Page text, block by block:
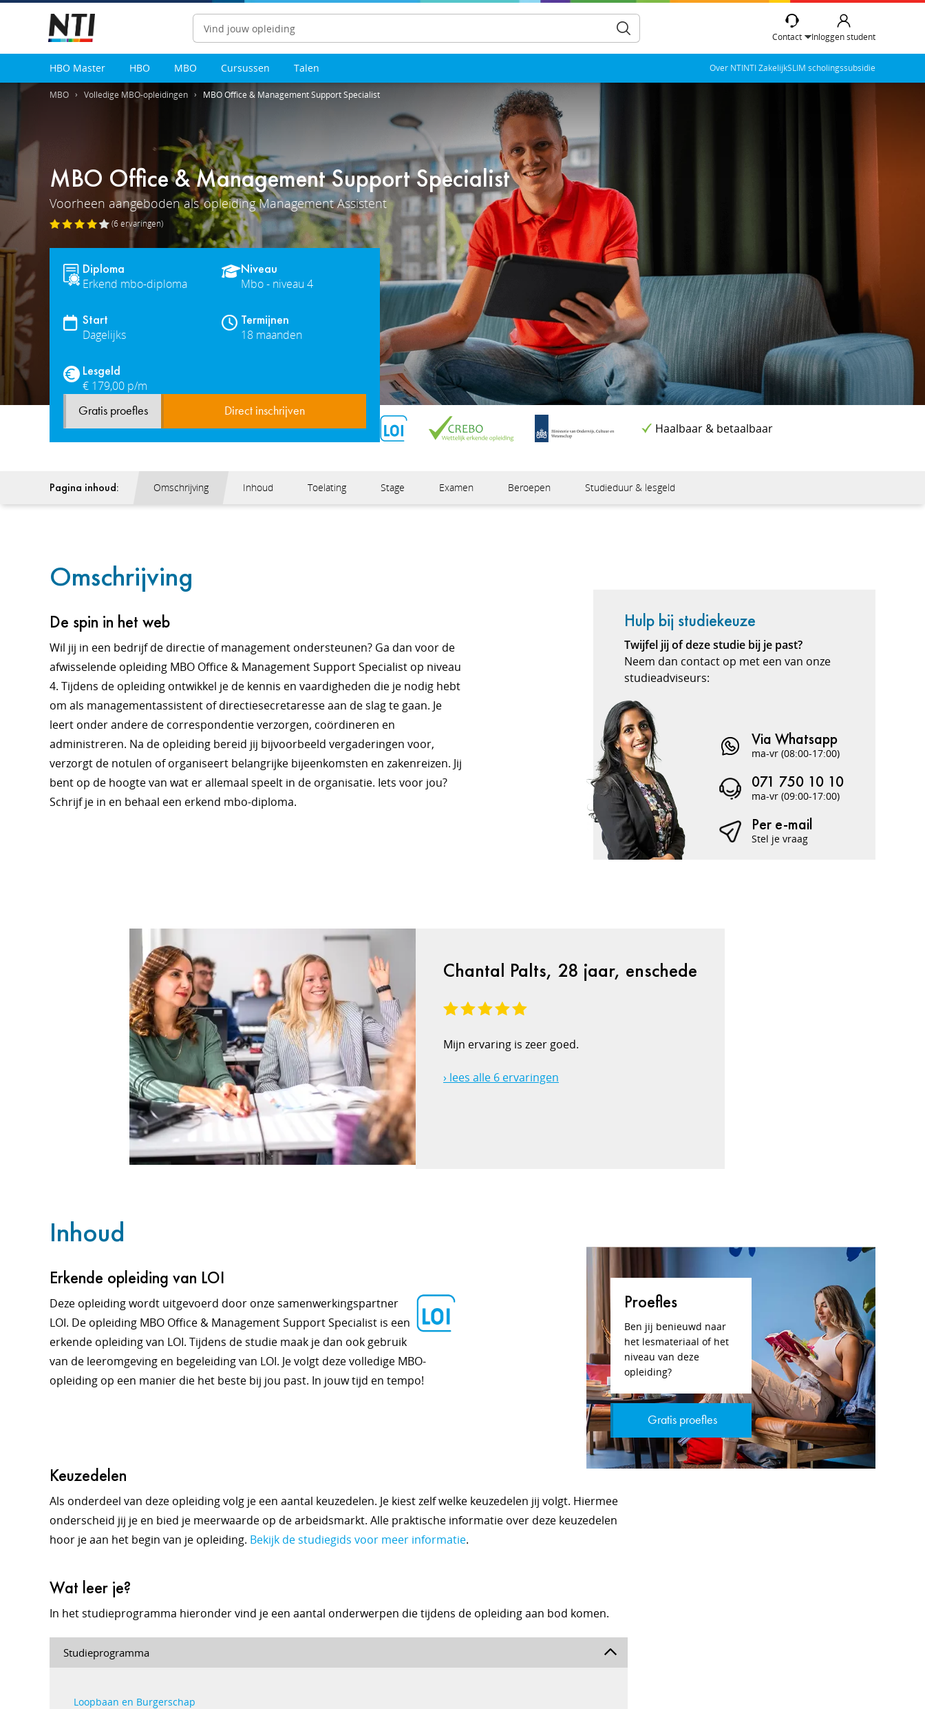
Zoeken
Contact Inloggen student
HBO Master HBO MBO Cursussen Talen Over NTINTI ZakelijkSLIM scholingssubsidie
MBO Volledige MBO-opleidingen MBO Office & Management Support Specialist
MBO Office & Management Support Specialist
Voorheen aangeboden alsopleiding Management Assistent
(6ervaringen)
Diploma
Erkend mbo-diploma
Niveau
Mbo - niveau 4
Start
Dagelijks
Termijnen
18 maanden
Lesgeld
€ 179,00 p/m
Gratis proefles Direct inschrijven
Haalbaar & betaalbaar
Pagina inhoud: Omschrijving Inhoud Toelating Stage Examen Beroepen Studieduur & lesgeld
Omschrijving
De spin in het web
Wil jij in een bedrijf de directie of management ondersteunen? Ga dan voor de
afwisselende opleiding MBO Office & Management Support Specialist op niveau
4. Tijdens de opleiding ontwikkel je de kennis en vaardigheden die je nodig hebt
om als managementassistent of directiesecretaresse aan de slag te gaan. Je
leert onder andere de correspondentie verzorgen, coördineren en
administreren. Na de opleiding bereid jij bijvoorbeeld vergaderingen voor,
verzorgt de notulen of organiseert belangrijke bijeenkomsten en zakenreizen. Jij
bent op de hoogte van wat er allemaal speelt in de organisatie. Iets voor jou?
Schrijf je in en behaal een erkend mbo-diploma.
Hulp bij studiekeuze
Twijfel jij of deze studie bij je past?
Neem dan contact op met een van onze
studieadviseurs:
Via Whatsapp
ma-vr (08:00-17:00)
071 750 10 10
ma-vr (09:00-17:00)
Per e-mail
Stel je vraag
Chantal Palts, 28 jaar, enschede
Mijn ervaring is zeer goed.
› lees alle 6 ervaringen
Inhoud
Proefles
Ben jij benieuwd naar
het lesmateriaal of het
niveau van deze
opleiding?
Gratis proefles
Erkende opleiding van LOI
Deze opleiding wordt uitgevoerd door onze samenwerkingspartner
LOI. De opleiding MBO Office & Management Support Specialist is een
erkende opleiding van LOI. Tijdens de studie maak je dan ook gebruik
van de leeromgeving en begeleiding van LOI. Je volgt deze volledige MBO-
opleiding op een manier die het beste bij jou past. In jouw tijd en tempo!
Keuzedelen
Als onderdeel van deze opleiding volg je een aantal keuzedelen. Je kiest zelf welke keuzedelen jij volgt. Hiermee
onderscheid jij je en bied je meerwaarde op de arbeidsmarkt. Alle praktische informatie over deze keuzedelen
hoor je aan het begin van je opleiding. Bekijk de studiegids voor meer informatie.
Wat leer je?
In het studieprogramma hieronder vind je een aantal onderwerpen die tijdens de opleiding aan bod komen.
Studieprogramma
Loopbaan en Burgerschap